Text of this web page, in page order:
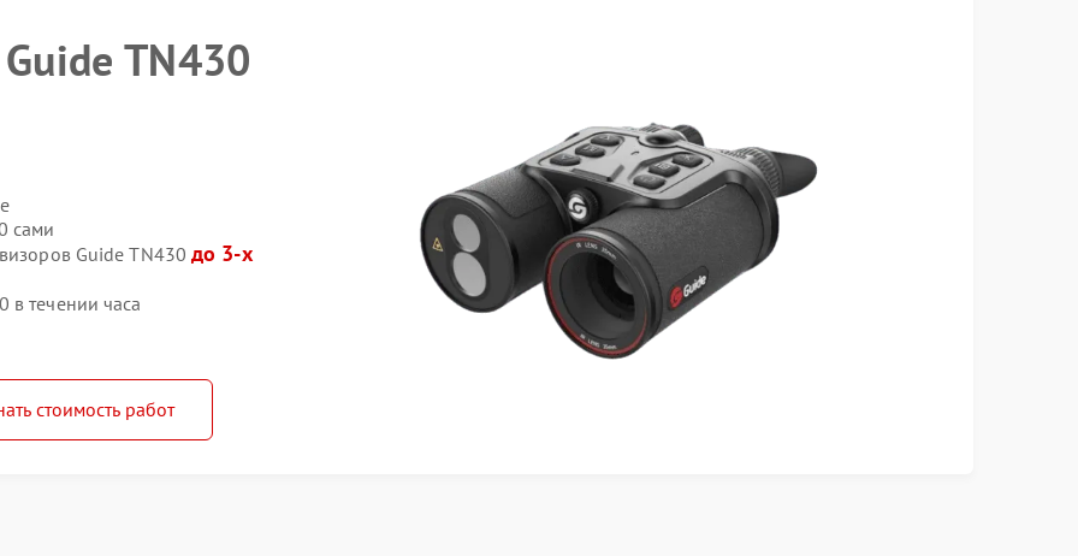
TN430
сами
Guide TN430 до 3-х
в течении часа
стоимость работ